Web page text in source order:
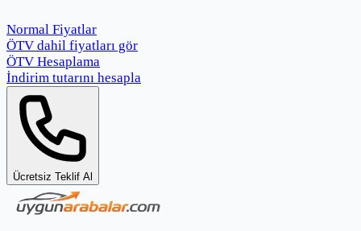
Normal Fiyatlar
ÖTV dahil fiyatları gör
ÖTV Hesaplama
İndirim tutarını hesapla
Ücretsiz Teklif Al